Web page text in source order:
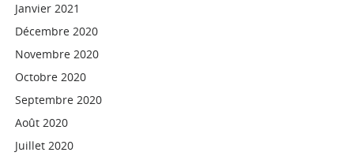
Janvier 2021
Décembre 2020
Novembre 2020
Octobre 2020
Septembre 2020
Août 2020
Juillet 2020